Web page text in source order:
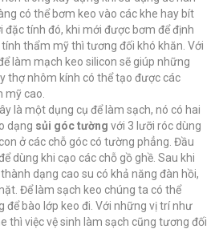
có thể bơm keo vào các khe hay bít
đặc tính đó, khi mới được bơm để định
thẩm mỹ thì tương đối khó khăn. Với
làm mạch keo silicon sẽ giúp những
thợ nhôm kính có thể tạo được các
mỹ cao.
là một dụng cụ để làm sạch, nó có hai
dạng sủi góc tường với 3 lưỡi róc dùng
ở các chỗ góc có tường phẳng. Đầu
dùng khi cạo các chỗ gồ ghề. Sau khi
dạng cao su có khả năng đàn hồi,
Để làm sạch keo chúng ta có thể
để bào lớp keo đi. Với những vị trí như
thì việc vệ sinh làm sạch cũng tương đối